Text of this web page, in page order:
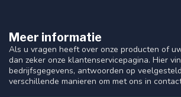
Meer informatie
Als u vragen heeft over onze producten of
dan zeker onze klantenservicepagina. Hier
bedrijfsgegevens, antwoorden op
verschillende manieren om met ons in